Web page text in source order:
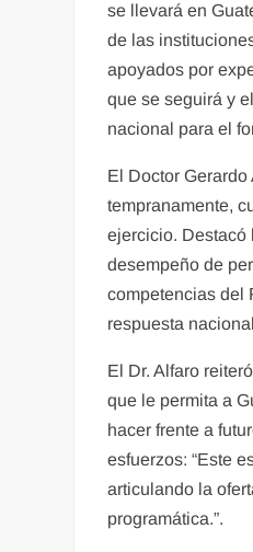
se llevará en
de las
apoyados por
que se seguirá y
nacional para el
El Doctor
tempranamente,
ejercicio. Destacó
desempeño de
competencias del
respuesta
El Dr. Alfaro
que le permita a
hacer frente a
esfuerzos: “Este
articulando la
programática.”.